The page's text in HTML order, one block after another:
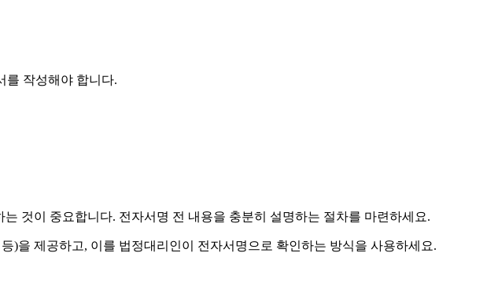
를 작성해야 합니다.
것이 중요합니다. 전자서명 전 내용을 충분히 설명하는 절차를 마련하세요.
)을 제공하고, 이를 법정대리인이 전자서명으로 확인하는 방식을 사용하세요.